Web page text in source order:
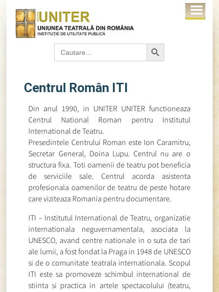
Search
for:
Search Button
Centrul Român ITI
Din anul 1990, in UNITER UNITER functioneaza
Centrul National Roman pentru Institutul
International de Teatru.
Presedintele Centrului Roman este Ion Caramitru,
Secretar General, Doina Lupu. Centrul nu are o
structura fixa. Toti oamenii de teatru pot beneficia
de serviciile sale. Centrul acorda asistenta
profesionala oamenilor de teatru de peste hotare
care viziteaza Romania pentru documentare.
ITI – Institutul International de Teatru, organizatie
internationala neguvernamentala, asociata la
UNESCO, avand centre nationale in o suta de tari
ale lumii, a fost fondat la Praga in 1948 de UNESCO
si de o comunitate teatrala internationala. Scopul
ITI este sa promoveze schimbul international de
stiinta si practica in artele spectacolului (teatru,